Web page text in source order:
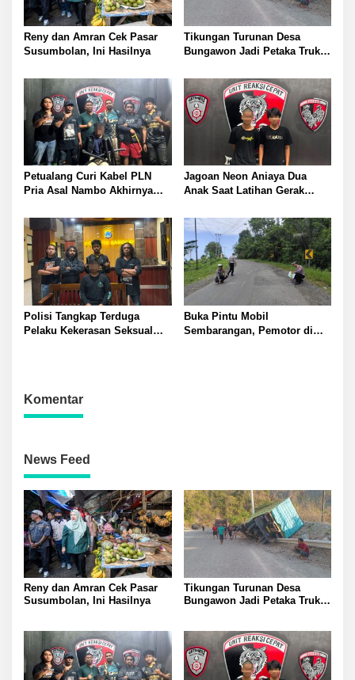
Reny dan Amran Cek Pasar
Susumbolan, Ini Hasilnya
Tikungan Turunan Desa
Bungawon Jadi Petaka Truk
Terperosok dan Rusak Berat
Petualang Curi Kabel PLN
Pria Asal Nambo Akhirnya
Jagoan Neon Aniaya Dua
Anak Saat Latihan Gerak
Polresta Banggai
Polisi Tangkap Terduga
Pelaku Kekerasan Seksual
Buka Pintu Mobil
Sembarangan, Pemotor di
Komentar
News Feed
Reny dan Amran Cek Pasar
Susumbolan, Ini Hasilnya
Tikungan Turunan Desa
Bungawon Jadi Petaka Truk